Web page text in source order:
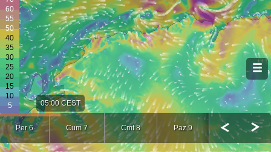
05:00 CEST
Per 6 Cum 7 Cmt 8 Paz 9